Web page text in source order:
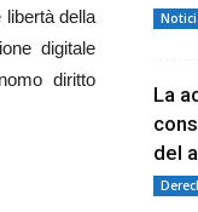
della
digitale
diritto
La
del